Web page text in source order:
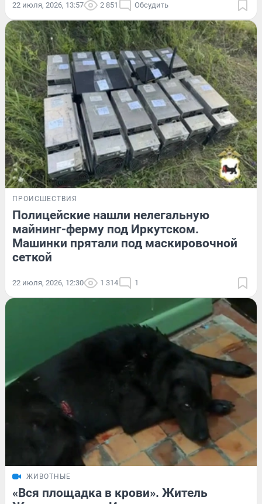
22 июля, 2026, 13:57 2 851 Обсудить
ПРОИСШЕСТВИЯ
Полицейские нашли нелегальную
майнинг-ферму под Иркутском.
Машинки прятали под маскировочной
сеткой
22 июля, 2026, 12:30 1 314 1
ЖИВОТНЫЕ
«Вся площадка в крови». Житель